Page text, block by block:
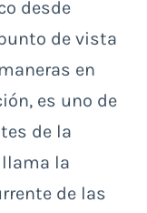
desde
de vista
en
es uno de
de la
la
de las